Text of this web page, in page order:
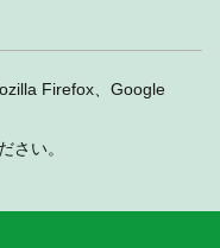
Firefox、Google
さい。